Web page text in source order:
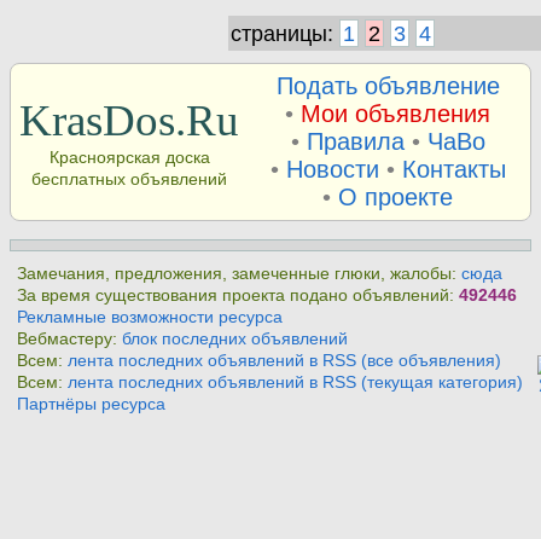
страницы: 1 2 3 4
KrasDos.Ru
Красноярская доска
бесплатных объявлений
Подать объявление
• Мои объявления
• Правила• ЧаВо
• Новости • Контакты
• О проекте
Замечания, предложения, замеченные глюки, жалобы:сюда
За время существования проекта подано объявлений:492446
Рекламные возможности ресурса
Вебмастеру:блок последних объявлений
Всем: лента последних объявлений в RSS (все объявления)
Всем: лента последних объявлений в RSS (текущая категория)
Партнёры ресурса